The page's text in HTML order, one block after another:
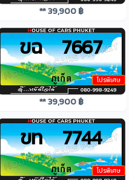
** 39,900 ฿
โปรพิเศษ
ขฉ 7667
** 39,900 ฿
โปรพิเศษ
ขท 7744